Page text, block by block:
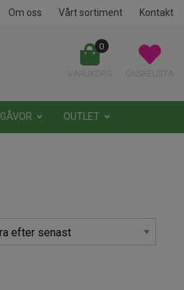
Om oss Vårt sortiment Kontakt
0
GÅVOR OUTLET